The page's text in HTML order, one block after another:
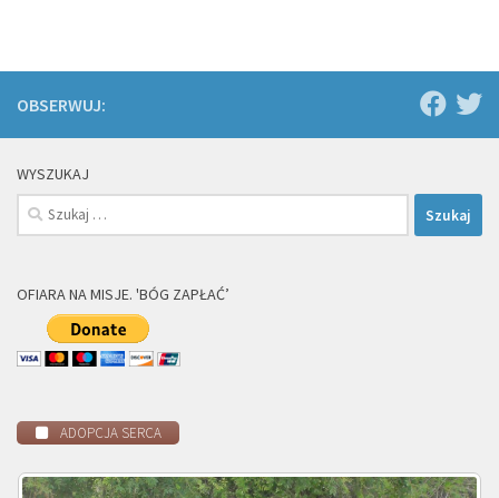
OBSERWUJ:
WYSZUKAJ
Szukaj:
OFIARA NA MISJE. 'BÓG ZAPŁAĆ’
ADOPCJA SERCA